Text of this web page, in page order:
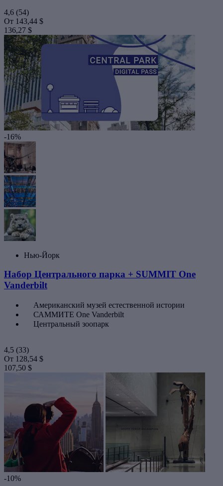
4,6 (54)
От 143,44 $
136,27 $
-16%
Нью-Йорк
Набор Центрального парка + SUMMIT One
Vanderbilt
Американский музей естественной истории
САММИТЕ One Vanderbilt
Центральный зоопарк
4,5 (33)
От 128,54 $
107,50 $
-10%